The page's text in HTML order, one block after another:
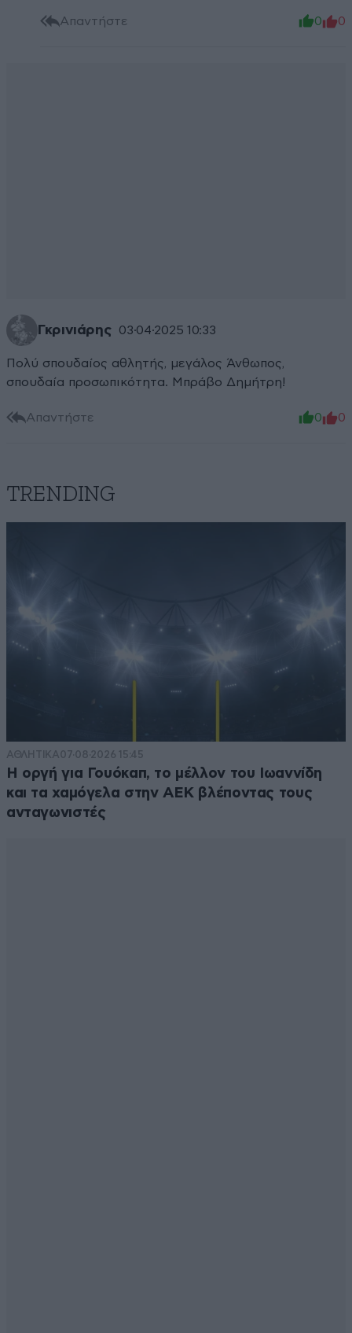
Απαντήστε 0 0
Γκρινιάρης 03·04·2025 10:33
Πολύ σπουδαίος αθλητής, μεγάλος Άνθωπος,
σπουδαία προσωπικότητα. Μπράβο Δημήτρη!
Απαντήστε 0 0
TRENDING
ΑΘΛΗΤΙΚΑ07·08·2026 15:45
Η οργή για Γουόκαπ, το μέλλον του Ιωαννίδη
και τα χαμόγελα στην ΑΕΚ βλέποντας τους
ανταγωνιστές